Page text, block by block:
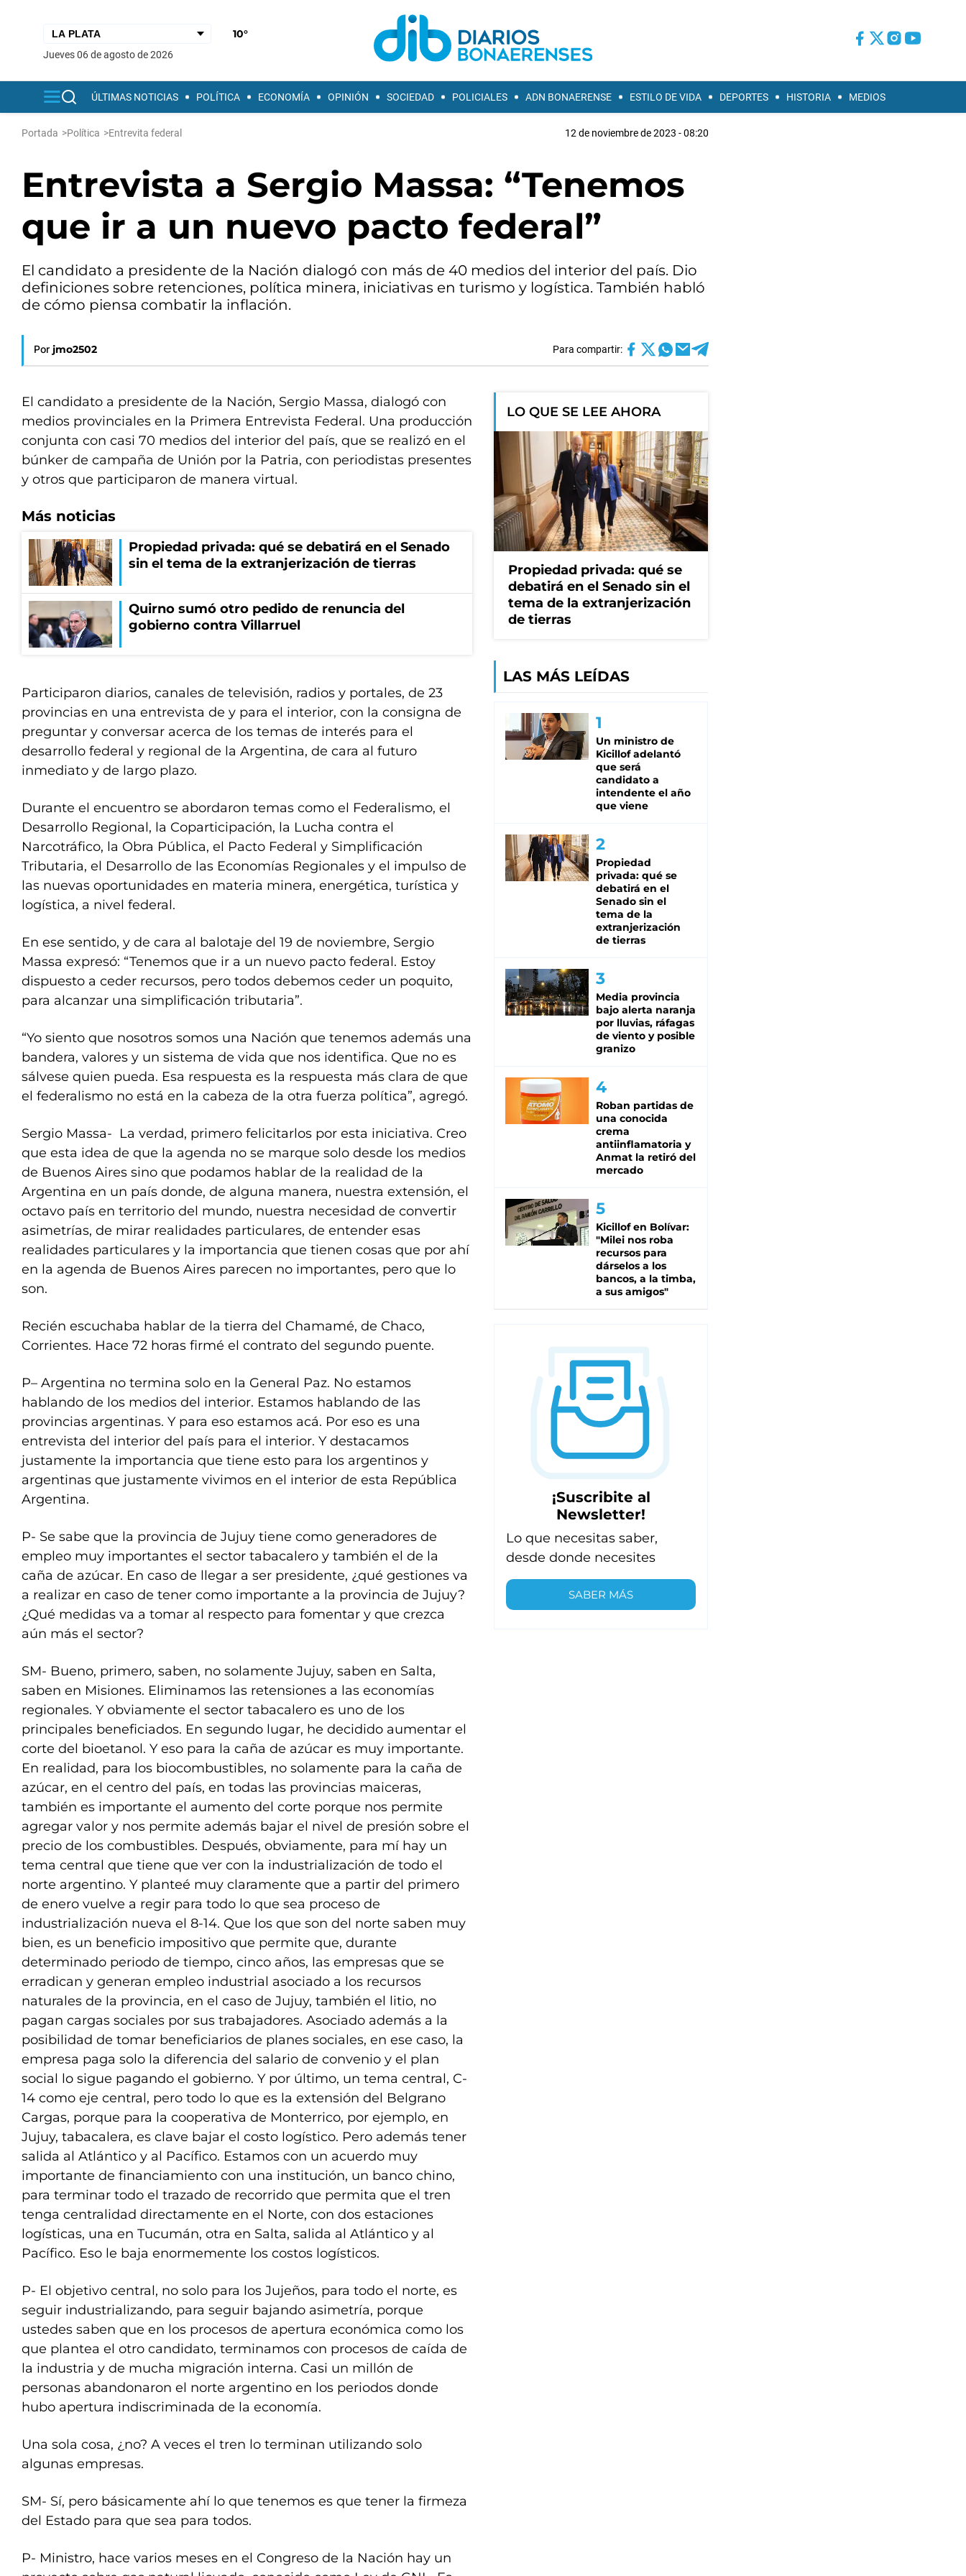
10°
jueves 06 de agosto de 2026
ÚLTIMAS NOTICIAS POLÍTICA ECONOMÍA OPINIÓN SOCIEDAD POLICIALES ADN BONAERENSE ESTILO DE VIDA DEPORTES HISTORIA MEDIOS
Portada >Política >Entrevita federal 12 de noviembre de 2023 - 08:20
Entrevista a Sergio Massa: “Tenemos
que ir a un nuevo pacto federal”
El candidato a presidente de la Nación dialogó con más de 40 medios del interior del país. Dio
definiciones sobre retenciones, política minera, iniciativas en turismo y logística. También habló
de cómo piensa combatir la inflación.
Por jmo2502 Para compartir:
El candidato a presidente de la Nación, Sergio Massa, dialogó con
medios provinciales en la Primera Entrevista Federal. Una producción
conjunta con casi 70 medios del interior del país, que se realizó en el
búnker de campaña de Unión por la Patria, con periodistas presentes
y otros que participaron de manera virtual.
Más noticias
Propiedad privada: qué se debatirá en el Senado
sin el tema de la extranjerización de tierras
Quirno sumó otro pedido de renuncia del
gobierno contra Villarruel
Participaron diarios, canales de televisión, radios y portales, de 23
provincias en una entrevista de y para el interior, con la consigna de
preguntar y conversar acerca de los temas de interés para el
desarrollo federal y regional de la Argentina, de cara al futuro
inmediato y de largo plazo.
Durante el encuentro se abordaron temas como el Federalismo, el
Desarrollo Regional, la Coparticipación, la Lucha contra el
Narcotráfico, la Obra Pública, el Pacto Federal y Simplificación
Tributaria, el Desarrollo de las Economías Regionales y el impulso de
las nuevas oportunidades en materia minera, energética, turística y
logística, a nivel federal.
En ese sentido, y de cara al balotaje del 19 de noviembre, Sergio
Massa expresó: “Tenemos que ir a un nuevo pacto federal. Estoy
dispuesto a ceder recursos, pero todos debemos ceder un poquito,
para alcanzar una simplificación tributaria”.
“Yo siento que nosotros somos una Nación que tenemos además una
bandera, valores y un sistema de vida que nos identifica. Que no es
sálvese quien pueda. Esa respuesta es la respuesta más clara de que
el federalismo no está en la cabeza de la otra fuerza política”, agregó.
Sergio Massa- La verdad, primero felicitarlos por esta iniciativa. Creo
que esta idea de que la agenda no se marque solo desde los medios
de Buenos Aires sino que podamos hablar de la realidad de la
Argentina en un país donde, de alguna manera, nuestra extensión, el
octavo país en territorio del mundo, nuestra necesidad de convertir
asimetrías, de mirar realidades particulares, de entender esas
realidades particulares y la importancia que tienen cosas que por ahí
en la agenda de Buenos Aires parecen no importantes, pero que lo
son.
Recién escuchaba hablar de la tierra del Chamamé, de Chaco,
Corrientes. Hace 72 horas firmé el contrato del segundo puente.
P– Argentina no termina solo en la General Paz. No estamos
hablando de los medios del interior. Estamos hablando de las
provincias argentinas. Y para eso estamos acá. Por eso es una
entrevista del interior del país para el interior. Y destacamos
justamente la importancia que tiene esto para los argentinos y
argentinas que justamente vivimos en el interior de esta República
Argentina.
P- Se sabe que la provincia de Jujuy tiene como generadores de
empleo muy importantes el sector tabacalero y también el de la
caña de azúcar. En caso de llegar a ser presidente, ¿qué gestiones va
a realizar en caso de tener como importante a la provincia de Jujuy?
¿Qué medidas va a tomar al respecto para fomentar y que crezca
aún más el sector?
SM- Bueno, primero, saben, no solamente Jujuy, saben en Salta,
saben en Misiones. Eliminamos las retensiones a las economías
regionales. Y obviamente el sector tabacalero es uno de los
principales beneficiados. En segundo lugar, he decidido aumentar el
corte del bioetanol. Y eso para la caña de azúcar es muy importante.
En realidad, para los biocombustibles, no solamente para la caña de
azúcar, en el centro del país, en todas las provincias maiceras,
también es importante el aumento del corte porque nos permite
agregar valor y nos permite además bajar el nivel de presión sobre el
precio de los combustibles. Después, obviamente, para mí hay un
tema central que tiene que ver con la industrialización de todo el
norte argentino. Y planteé muy claramente que a partir del primero
de enero vuelve a regir para todo lo que sea proceso de
industrialización nueva el 8-14. Que los que son del norte saben muy
bien, es un beneficio impositivo que permite que, durante
determinado periodo de tiempo, cinco años, las empresas que se
erradican y generan empleo industrial asociado a los recursos
naturales de la provincia, en el caso de Jujuy, también el litio, no
pagan cargas sociales por sus trabajadores. Asociado además a la
posibilidad de tomar beneficiarios de planes sociales, en ese caso, la
empresa paga solo la diferencia del salario de convenio y el plan
social lo sigue pagando el gobierno. Y por último, un tema central, C-
14 como eje central, pero todo lo que es la extensión del Belgrano
Cargas, porque para la cooperativa de Monterrico, por ejemplo, en
Jujuy, tabacalera, es clave bajar el costo logístico. Pero además tener
salida al Atlántico y al Pacífico. Estamos con un acuerdo muy
importante de financiamiento con una institución, un banco chino,
para terminar todo el trazado de recorrido que permita que el tren
tenga centralidad directamente en el Norte, con dos estaciones
logísticas, una en Tucumán, otra en Salta, salida al Atlántico y al
Pacífico. Eso le baja enormemente los costos logísticos.
P- El objetivo central, no solo para los Jujeños, para todo el norte, es
seguir industrializando, para seguir bajando asimetría, porque
ustedes saben que en los procesos de apertura económica como los
que plantea el otro candidato, terminamos con procesos de caída de
la industria y de mucha migración interna. Casi un millón de
personas abandonaron el norte argentino en los periodos donde
hubo apertura indiscriminada de la economía.
Una sola cosa, ¿no? A veces el tren lo terminan utilizando solo
algunas empresas.
SM- Sí, pero básicamente ahí lo que tenemos es que tener la firmeza
del Estado para que sea para todos.
P- Ministro, hace varios meses en el Congreso de la Nación hay un
LO QUE SE LEE AHORA
Propiedad privada: qué se
debatirá en el Senado sin el
tema de la extranjerización
de tierras
LAS MÁS LEÍDAS
Un ministro de
Kicillof adelantó
que será
candidato a
intendente el año
que viene
Propiedad
privada: qué se
debatirá en el
Senado sin el
tema de la
extranjerización
de tierras
Media provincia
bajo alerta naranja
por lluvias, ráfagas
de viento y posible
granizo
Roban partidas de
una conocida
crema
antiinflamatoria y
Anmat la retiró del
mercado
Kicillof en Bolívar:
"Milei nos roba
recursos para
dárselos a los
bancos, a la timba,
a sus amigos"
¡Suscribite al
Newsletter!
Lo que necesitas saber,
desde donde necesites
SABER MÁS